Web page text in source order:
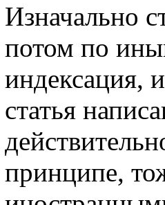
Изначально
потом по
индексация,
статья
принципе,